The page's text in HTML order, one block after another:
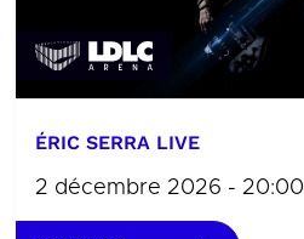
ÉRIC SERRA LIVE
2 décembre 2026 - 20:00